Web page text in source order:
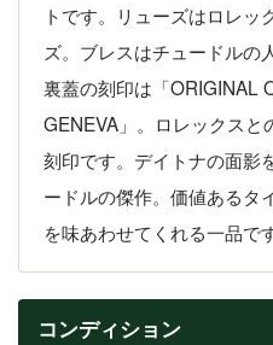
トです。リューズはロレッ
ズ。ブレスはチュードルの
裏蓋の刻印は「ORIGINAL
GENEVA」。ロレックス
刻印です。デイトナの面影
ードルの傑作。価値あるタ
を味あわせてくれる一品です
コンディション